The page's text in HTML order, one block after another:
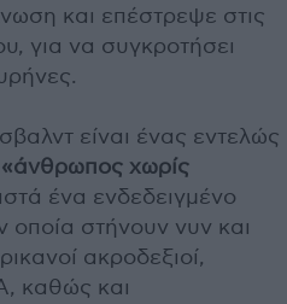
και επέστρεψε στις
για να συγκροτήσει
είναι ένας εντελώς
«άνθρωπος χωρίς
ένα ενδεδειγμένο
οποία στήνουν νυν και
ακροδεξιοί,
καθώς και